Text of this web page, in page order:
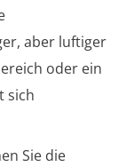
aber luftiger
oder ein
sich
Sie die